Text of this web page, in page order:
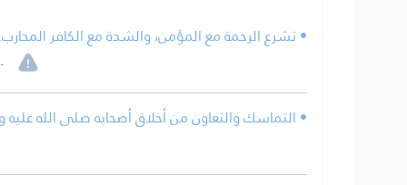
• تشرع الرحمة مع المؤمن، والشدة مع الكافر المحارب.
• التماسك والتعاون من أخلاق أصحابه صلى الله